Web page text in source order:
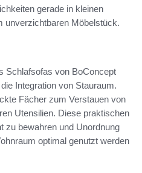
gerade in kleinen
unverzichtbaren Möbelstück.
Schlafsofas von BoConcept
Integration von Stauraum.
Fächer zum Verstauen von
Utensilien. Diese praktischen
zu bewahren und Unordnung
optimal genutzt werden